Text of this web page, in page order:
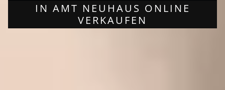
IN AMT NEUHAUS ONLINE
VERKAUFEN